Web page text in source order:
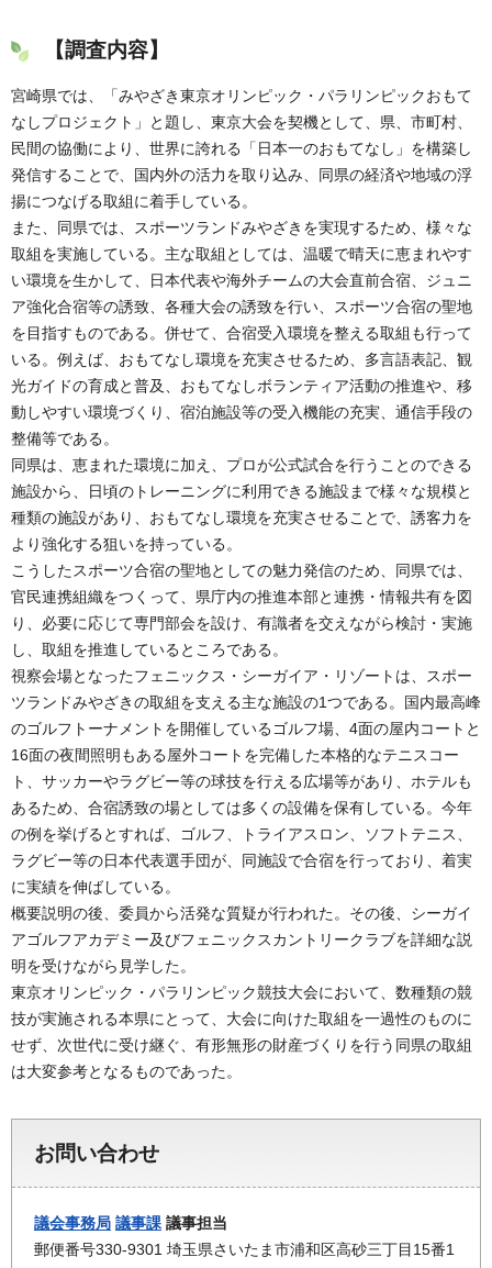
【調査内容】
宮崎県では、「みやざき東京オリンピック・パラリンピックおもて
なしプロジェクト」と題し、東京大会を契機として、県、市町村、
民間の協働により、世界に誇れる「日本一のおもてなし」を構築し
発信することで、国内外の活力を取り込み、同県の経済や地域の浮
揚につなげる取組に着手している。
また、同県では、スポーツランドみやざきを実現するため、様々な
取組を実施している。主な取組としては、温暖で晴天に恵まれやす
い環境を生かして、日本代表や海外チームの大会直前合宿、ジュニ
ア強化合宿等の誘致、各種大会の誘致を行い、スポーツ合宿の聖地
を目指すものである。併せて、合宿受入環境を整える取組も行って
いる。例えば、おもてなし環境を充実させるため、多言語表記、観
光ガイドの育成と普及、おもてなしボランティア活動の推進や、移
動しやすい環境づくり、宿泊施設等の受入機能の充実、通信手段の
整備等である。
同県は、恵まれた環境に加え、プロが公式試合を行うことのできる
施設から、日頃のトレーニングに利用できる施設まで様々な規模と
種類の施設があり、おもてなし環境を充実させることで、誘客力を
より強化する狙いを持っている。
こうしたスポーツ合宿の聖地としての魅力発信のため、同県では、
官民連携組織をつくって、県庁内の推進本部と連携・情報共有を図
り、必要に応じて専門部会を設け、有識者を交えながら検討・実施
し、取組を推進しているところである。
視察会場となったフェニックス・シーガイア・リゾートは、スポー
ツランドみやざきの取組を支える主な施設の1つである。国内最高峰
のゴルフトーナメントを開催しているゴルフ場、4面の屋内コートと
16面の夜間照明もある屋外コートを完備した本格的なテニスコー
ト、サッカーやラグビー等の球技を行える広場等があり、ホテルも
あるため、合宿誘致の場としては多くの設備を保有している。今年
の例を挙げるとすれば、ゴルフ、トライアスロン、ソフトテニス、
ラグビー等の日本代表選手団が、同施設で合宿を行っており、着実
に実績を伸ばしている。
概要説明の後、委員から活発な質疑が行われた。その後、シーガイ
アゴルフアカデミー及びフェニックスカントリークラブを詳細な説
明を受けながら見学した。
東京オリンピック・パラリンピック競技大会において、数種類の競
技が実施される本県にとって、大会に向けた取組を一過性のものに
せず、次世代に受け継ぐ、有形無形の財産づくりを行う同県の取組
は大変参考となるものであった。
お問い合わせ
議会事務局 議事課 議事担当
郵便番号330-9301 埼玉県さいたま市浦和区高砂三丁目15番1